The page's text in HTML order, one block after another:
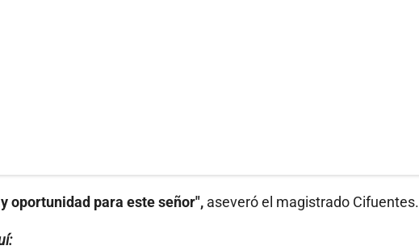
oportunidad para este señor", aseveró el magistrado Cifuentes.